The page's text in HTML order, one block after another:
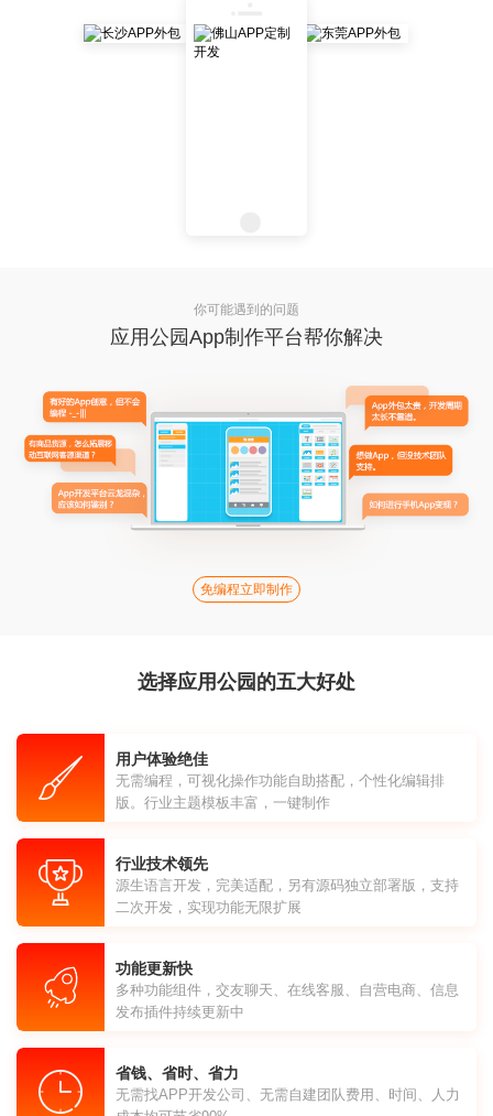
你可能遇到的问题
应用公园App制作平台帮你解决
免编程立即制作
选择应用公园的五大好处
用户体验绝佳
无需编程，可视化操作功能自助搭配，个性化编辑排
版。行业主题模板丰富，一键制作
行业技术领先
源生语言开发，完美适配，另有源码独立部署版，支持
二次开发，实现功能无限扩展
功能更新快
多种功能组件，交友聊天、在线客服、自营电商、信息
发布插件持续更新中
省钱、省时、省力
无需找APP开发公司、无需自建团队费用、时间、人力